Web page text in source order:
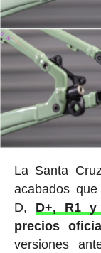
La Santa
acabados
D, D+, R1 y
precios
versiones